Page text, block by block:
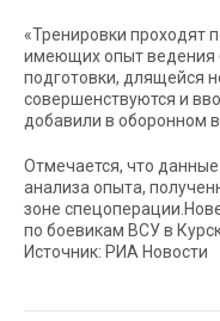
«Тренировки проходят
имеющих опыт ведения
подготовки, длящейся
совершенствуются и
добавили в оборонном
Отмечается, что
анализа опыта,
зоне
по боевикам ВСУ в
Источник: РИА Новости